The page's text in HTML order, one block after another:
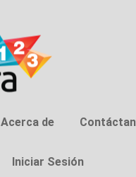
Acerca de
Iniciar Sesión